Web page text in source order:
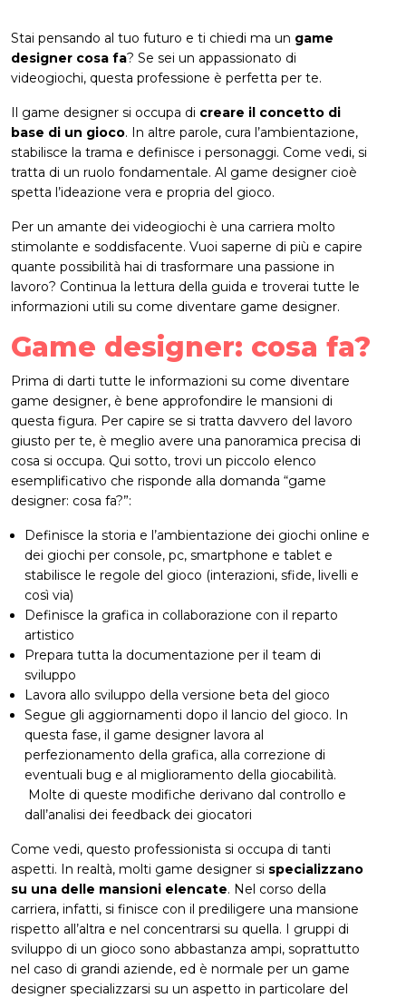
Stai pensando al tuo futuro e ti chiedi ma un game
designer cosa fa? Se sei un appassionato di
videogiochi, questa professione è perfetta per te.
Il game designer si occupa di creare il concetto di
base di un gioco. In altre parole, cura l’ambientazione,
stabilisce la trama e definisce i personaggi. Come vedi, si
tratta di un ruolo fondamentale. Al game designer cioè
spetta l’ideazione vera e propria del gioco.
Per un amante dei videogiochi è una carriera molto
stimolante e soddisfacente. Vuoi saperne di più e capire
quante possibilità hai di trasformare una passione in
lavoro? Continua la lettura della guida e troverai tutte le
informazioni utili su come diventare game designer.
Game designer: cosa fa?
Prima di darti tutte le informazioni su come diventare
game designer, è bene approfondire le mansioni di
questa figura. Per capire se si tratta davvero del lavoro
giusto per te, è meglio avere una panoramica precisa di
cosa si occupa. Qui sotto, trovi un piccolo elenco
esemplificativo che risponde alla domanda “game
designer: cosa fa?”:
Definisce la storia e l’ambientazione dei giochi online e
dei giochi per console, pc, smartphone e tablet e
stabilisce le regole del gioco (interazioni, sfide, livelli e
così via)
Definisce la grafica in collaborazione con il reparto
artistico
Prepara tutta la documentazione per il team di
sviluppo
Lavora allo sviluppo della versione beta del gioco
Segue gli aggiornamenti dopo il lancio del gioco. In
questa fase, il game designer lavora al
perfezionamento della grafica, alla correzione di
eventuali bug e al miglioramento della giocabilità.
Molte di queste modifiche derivano dal controllo e
dall’analisi dei feedback dei giocatori
Come vedi, questo professionista si occupa di tanti
aspetti. In realtà, molti game designer si specializzano
su una delle mansioni elencate. Nel corso della
carriera, infatti, si finisce con il prediligere una mansione
rispetto all’altra e nel concentrarsi su quella. I gruppi di
sviluppo di un gioco sono abbastanza ampi, soprattutto
nel caso di grandi aziende, ed è normale per un game
designer specializzarsi su un aspetto in particolare del